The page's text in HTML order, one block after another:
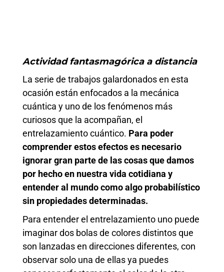
Actividad fantasmagórica a distancia
La serie de trabajos galardonados en esta
ocasión están enfocados a la mecánica
cuántica y uno de los fenómenos más
curiosos que la acompañan, el
entrelazamiento cuántico. Para poder
comprender estos efectos es necesario
ignorar gran parte de las cosas que damos
por hecho en nuestra vida cotidiana y
entender al mundo como algo probabilístico
sin propiedades determinadas.
Para entender el entrelazamiento uno puede
imaginar dos bolas de colores distintos que
son lanzadas en direcciones diferentes, con
observar solo una de ellas ya puedes